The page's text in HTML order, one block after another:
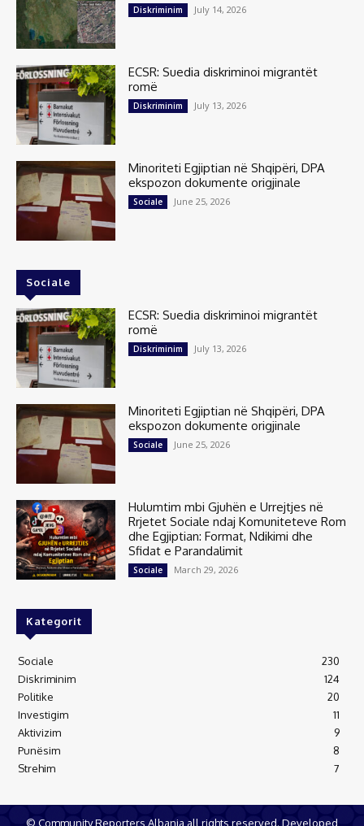
Diskriminim July 14, 2026
ECSR: Suedia diskriminoi migrantët
romë
Diskriminim July 13, 2026
Minoriteti Egjiptian në Shqipëri, DPA
ekspozon dokumente origjinale
Sociale June 25, 2026
Sociale
ECSR: Suedia diskriminoi migrantët
romë
Diskriminim July 13, 2026
Minoriteti Egjiptian në Shqipëri, DPA
ekspozon dokumente origjinale
Sociale June 25, 2026
Hulumtim mbi Gjuhën e Urrejtjes në
Rrjetet Sociale ndaj Komuniteteve Rom
dhe Egjiptian: Format, Ndikimi dhe
Sfidat e Parandalimit
Sociale March 29, 2026
Kategorit
Sociale
230
Diskriminim
124
Politike
20
Investigim
11
Aktivizim
9
Punësim
8
Strehim
7
© Community Reporters Albania all rights reserved. Developed